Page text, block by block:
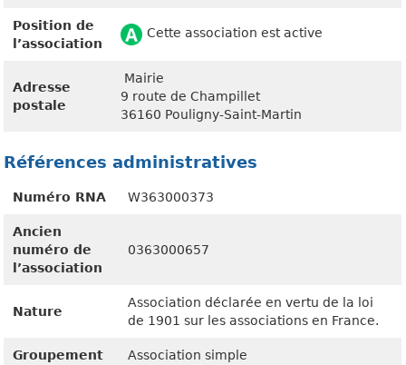
Position de
l’association
Cette association est active
Adresse
postale
Mairie
9 route de Champillet
36160 Pouligny-Saint-Martin
Références administratives
Numéro RNA W363000373
Ancien
numéro de
l’association
0363000657
Nature
Association déclarée en vertu de la loi
de 1901 sur les associations en France.
Groupement Association simple